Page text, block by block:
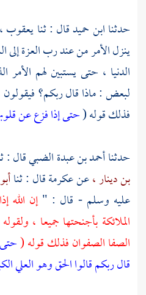
حدثناابن حميدقال : ثنايعقوب
ينزل الأمر من عند رب العزة إلى
الدنيا ، حتى يستبين لهم
لبعض : ماذا قال ربكم؟ فيقولون
فذلك قوله (حتى إذا فزع عن
حدثناأحمد بن عبدة الضبيقال :
بن دينار ،عنعكرمةقال : ثنا
عليه وسلم - قال : "إن الله
الملائكة بأجنحتها جميعا ،
الصفا الصفوان فذلك قوله (
قال ربكم قالوا الحق وهو العلي